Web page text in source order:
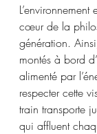
cœur de la
génération.
montés à bord
alimenté par
respecter cette
train transporte
qui affluent